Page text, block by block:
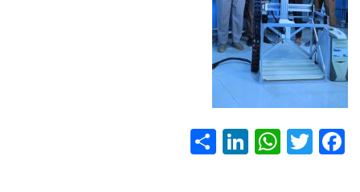
F
ac
T
wi
W
h
Li
nk